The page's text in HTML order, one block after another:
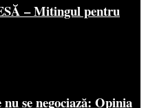
– Mitingul pentru
se negociază: Opinia